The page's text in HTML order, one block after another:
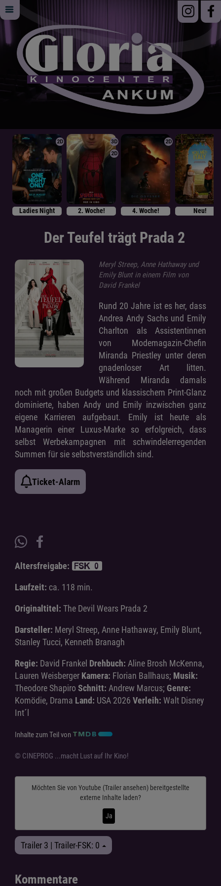
2D
Ladies Night
3D
2D
2. Woche!
2D
4. Woche! Neu!
Der Teufel trägt Prada 2
Meryl Streep, Anne Hathaway und
Emily Blunt in einem Film von
David Frankel
Rund 20 Jahre ist es her, dass
Andrea Andy Sachs und Emily
Charlton als Assistentinnen
von Modemagazin-Chefin
Miranda Priestley unter deren
gnadenloser Art litten.
Während Miranda damals
noch mit großen Budgets und klassischem Print-Glanz
dominierte, haben Andy und Emily inzwischen ganz
eigene Karrieren aufgebaut. Emily ist heute als
Managerin einer Luxus-Marke so erfolgreich, dass
selbst Werbekampagnen mit schwindelerregenden
Summen für sie selbstverständlich sind.
Ticket-Alarm
Altersfreigabe:
Laufzeit: ca. 118 min.
Originaltitel: The Devil Wears Prada 2
Darsteller: Meryl Streep, Anne Hathaway, Emily Blunt,
Stanley Tucci, Kenneth Branagh
Regie: David Frankel Drehbuch: Aline Brosh McKenna,
Lauren Weisberger Kamera: Florian Ballhaus; Musik:
Theodore Shapiro Schnitt: Andrew Marcus; Genre:
Komödie, Drama Land: USA 2026 Verleih: Walt Disney
Int´l
Inhalte zum Teil von
© CINEPROG ...macht Lust auf Ihr Kino!
Möchten Sie von Youtube (Trailer ansehen) bereitgestellte
externe Inhalte laden?
Ja
Trailer 3 | Trailer-FSK: 0
Kommentare